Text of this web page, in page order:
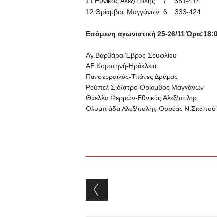
12.Θρίαμβος Μαγγάνων 6 333-424
Επόμενη αγωνιστική 25-26/11
Αγ.Βαρβάρα-Έβρος Σουφλίου
ΑΕ Κομοτηνή-Ηράκλεια
Πανσερραϊκός-Τιτάνες Δράμας
Ρούπελ Σιδ/στρο-Θρίαμβος Μαγγάνων
Θύελλα Φερρών-Εθνικός Αλεξ/πολης
Ολυμπιάδα Αλεξ/πολης-Ορφέας Ν.Σκοπού
Post navigation